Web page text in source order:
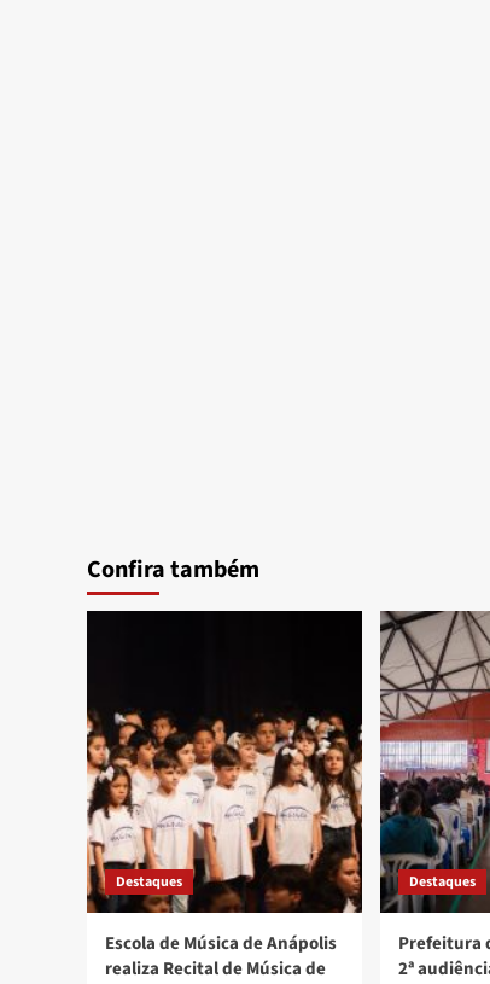
Confira também
Destaques
Escola de Música de Anápolis
realiza Recital de Música de
Destaques
Prefeitura
2ª